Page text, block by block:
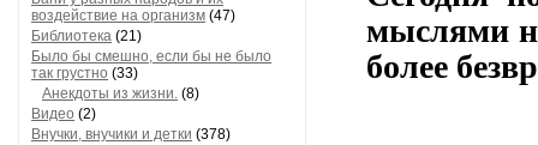
воздействие на организм (47)
Библиотека (21)
Было бы смешно, если бы не было
так грустно (33)
Анекдоты из жизни. (8)
Видео (2)
Внучки, внучики и детки (378)
мыслями
более